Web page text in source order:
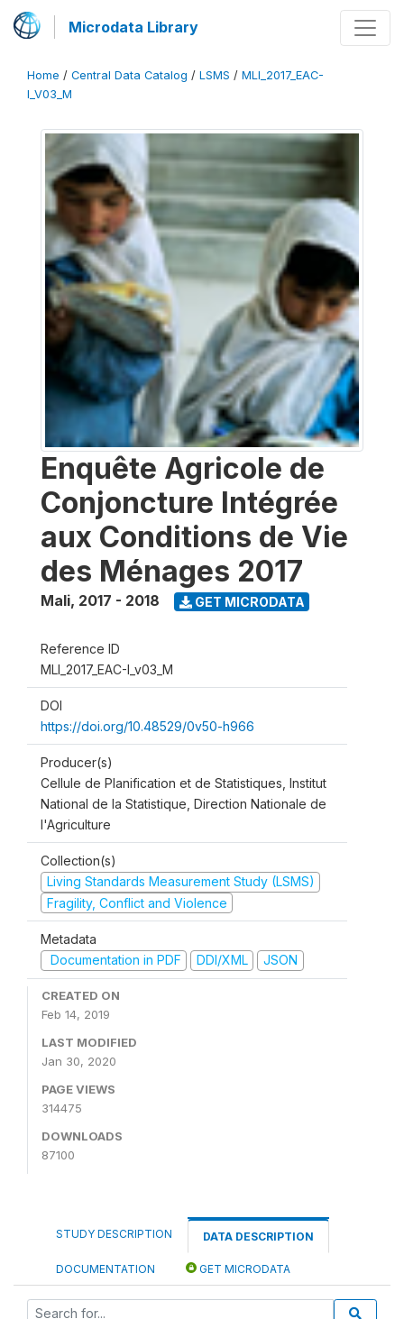
Microdata Library
Home / Central Data Catalog / LSMS / MLI_2017_EAC-
I_V03_M
Enquête Agricole de
Conjoncture Intégrée
aux Conditions de Vie
des Ménages 2017
Mali, 2017 - 2018 GET MICRODATA
Reference ID
MLI_2017_EAC-I_v03_M
DOI
https://doi.org/10.48529/0v50-h966
Producer(s)
Cellule de Planification et de Statistiques, Institut
National de la Statistique, Direction Nationale de
l'Agriculture
Collection(s)
Living Standards Measurement Study (LSMS)
Fragility, Conflict and Violence
Metadata
Documentation in PDF
DDI/XML JSON
CREATED ON
Feb 14, 2019
LAST MODIFIED
Jan 30, 2020
PAGE VIEWS
314475
DOWNLOADS
87100
STUDY DESCRIPTION DATA DESCRIPTION
DOCUMENTATION GET MICRODATA